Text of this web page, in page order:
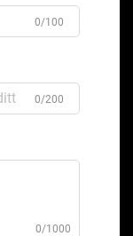
0/100
0/200
0/1000